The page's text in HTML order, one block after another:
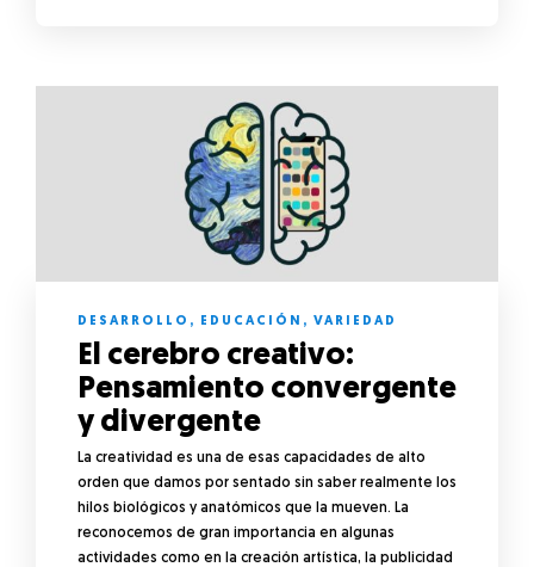
DESARROLLO , EDUCACIÓN , VARIEDAD
El cerebro creativo:
Pensamiento convergente
y divergente
La creatividad es una de esas capacidades de alto
orden que damos por sentado sin saber realmente los
hilos biológicos y anatómicos que la mueven. La
reconocemos de gran importancia en algunas
actividades como en la creación artística, la publicidad